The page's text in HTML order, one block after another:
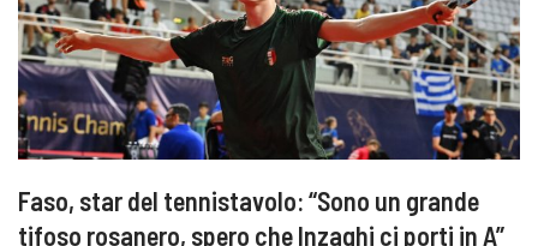
Faso, star del tennistavolo: “Sono un grande
tifoso rosanero, spero che Inzaghi ci porti in A”